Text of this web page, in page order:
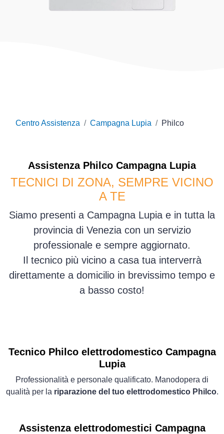
Centro Assistenza Campagna Lupia Philco
Assistenza Philco Campagna Lupia
TECNICI DI ZONA, SEMPRE VICINO
A TE
Siamo presenti a Campagna Lupia e in tutta la
provincia di Venezia con un servizio
professionale e sempre aggiornato.
Il tecnico più vicino a casa tua interverrà
direttamente a domicilio in brevissimo tempo e
a basso costo!
Tecnico Philco elettrodomestico Campagna
Lupia
Professionalità e personale qualificato. Manodopera di
qualità per la riparazione del tuo elettrodomestico Philco.
Assistenza elettrodomestici Campagna